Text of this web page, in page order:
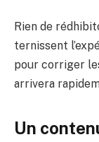
Rien de
ternissent
pour corriger
arrivera
Un